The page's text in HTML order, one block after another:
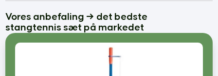
Hårolie bedst i test
Skælshampoo Bedst i Test
Bedste Krøllecremer
Vores anbefaling → det bedste
stangtennis sæt på markedet